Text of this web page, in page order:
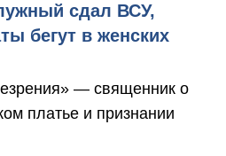
сдал ВСУ,
бегут в женских
— священник о
платье и признании